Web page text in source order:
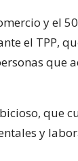
y el
el TPP,
que
que
y